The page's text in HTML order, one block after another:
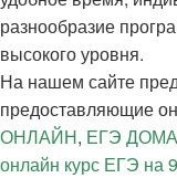
разнообразие
высокого уровня.
На нашем сайте
предоставляющие
ОНЛАЙН, ЕГЭ
онлайн курс ЕГЭ на